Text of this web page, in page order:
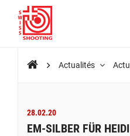
Actualités
28.02.20
EM-SILBER FÜR